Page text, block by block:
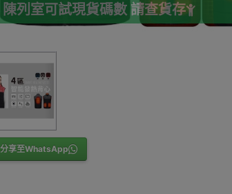
陳列室可試現貨碼數 請查貨存
分享至WhatsApp